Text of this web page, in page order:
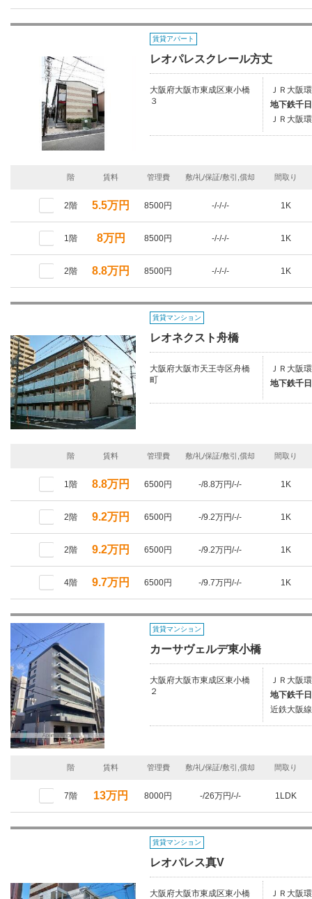
賃貸アパート
レオパレスクレール方丈
大阪府大阪市東成区東小橋
３
ＪＲ大阪
地下鉄千
ＪＲ大阪
階 賃料 管理費 敷/礼/保証/敷引,償却 間取り
2階 5.5万円 8500円 -/-/-/- 1K
1階 8万円 8500円 -/-/-/- 1K
2階 8.8万円 8500円 -/-/-/- 1K
賃貸マンション
レオネクスト舟橋
大阪府大阪市天王寺区舟橋
町
ＪＲ大阪
地下鉄千
階 賃料 管理費 敷/礼/保証/敷引,償却 間取り
1階 8.8万円 6500円 -/8.8万円/-/- 1K
2階 9.2万円 6500円 -/9.2万円/-/- 1K
2階 9.2万円 6500円 -/9.2万円/-/- 1K
4階 9.7万円 6500円 -/9.7万円/-/- 1K
賃貸マンション
カーサヴェルデ東小橋
大阪府大阪市東成区東小橋
２
ＪＲ大阪
地下鉄千
近鉄大阪
階 賃料 管理費 敷/礼/保証/敷引,償却 間取り
7階 13万円 8000円 -/26万円/-/- 1LDK
賃貸マンション
レオパレス真V
大阪府大阪市東成区東小橋
ＪＲ大阪